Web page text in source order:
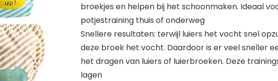
broekjes en helpen bij het schoonmaken. Ideaal
potjestraining thuis of onderweg
Snellere resultaten: terwijl luiers het vocht snel
deze broek het vocht. Daardoor is er veel sneller
het dragen van luiers of luierbroeken. Deze
lagen